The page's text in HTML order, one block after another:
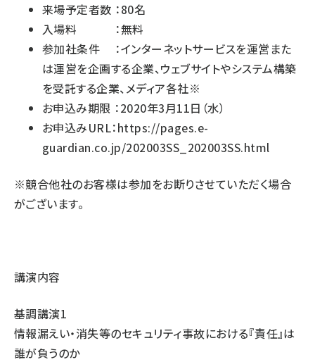
来場予定者数 ：80名
入場料 ：無料
参加社条件 ：インターネットサービスを運営また
は運営を企画する企業、ウェブサイトやシステム構築
を受託する企業、メディア各社※
お申込み期限 ：2020年3月11日（水）
お申込みURL：https://pages.e-
guardian.co.jp/202003SS_202003SS.html
※競合他社のお客様は参加をお断りさせていただく場合
がございます。
講演内容
基調講演1
情報漏えい・消失等のセキュリティ事故における『責任』は
誰が負うのか